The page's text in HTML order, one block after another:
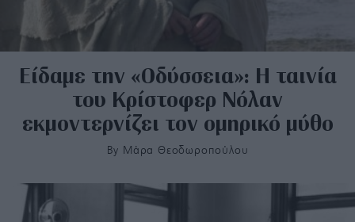
Είδαμε την «Οδύσσεια»: Η ταινία
του Κρίστοφερ Νόλαν
εκμοντερνίζει τον ομηρικό μύθο
By Μάρα Θεοδωροπούλου